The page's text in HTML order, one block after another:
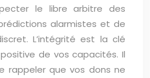
le libre arbitre des
alarmistes et de
L’intégrité est la clé
de vos capacités. Il
rappeler que vos dons ne